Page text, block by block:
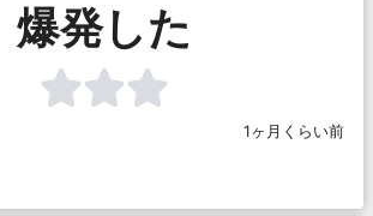
爆発した
1ヶ月くらい前